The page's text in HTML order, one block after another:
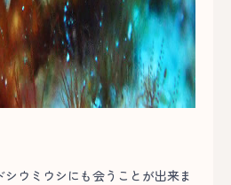
ウミウシにも会うことが出来ま